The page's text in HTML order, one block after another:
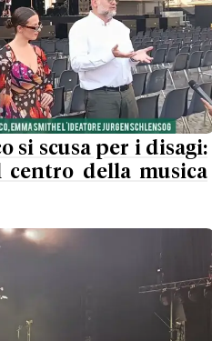
si scusa per i disagi:
centro della musica